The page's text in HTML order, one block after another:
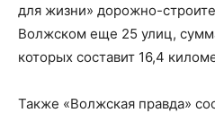
для жизни» дорожно-
Волжском еще 25 улиц,
которых составит 16,4
Также «Волжская правда»